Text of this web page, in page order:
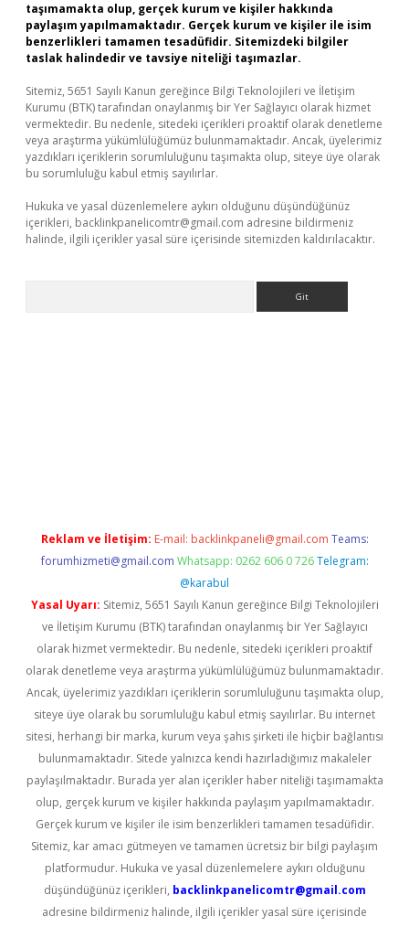
taşımamakta olup, gerçek kurum ve kişiler hakkında
paylaşım yapılmamaktadır. Gerçek kurum ve kişiler ile isim
benzerlikleri tamamen tesadüfidir. Sitemizdeki bilgiler
taslak halindedir ve tavsiye niteliği taşımazlar.
Sitemiz, 5651 Sayılı Kanun gereğince Bilgi Teknolojileri ve İletişim
Kurumu (BTK) tarafından onaylanmış bir Yer Sağlayıcı olarak hizmet
vermektedir. Bu nedenle, sitedeki içerikleri proaktif olarak denetleme
veya araştırma yükümlülüğümüz bulunmamaktadır. Ancak, üyelerimiz
yazdıkları içeriklerin sorumluluğunu taşımakta olup, siteye üye olarak
bu sorumluluğu kabul etmiş sayılırlar.
Hukuka ve yasal düzenlemelere aykırı olduğunu düşündüğünüz
içerikleri, backlinkpanelicomtr@gmail.com adresine bildirmeniz
halinde, ilgili içerikler yasal süre içerisinde sitemizden kaldırılacaktır.
Reklam ve İletişim: E-mail: backlinkpaneli@gmail.com Teams:
forumhizmeti@gmail.com Whatsapp: 0262 606 0 726 Telegram:
@karabul
Yasal Uyarı: Sitemiz, 5651 Sayılı Kanun gereğince Bilgi Teknolojileri
ve İletişim Kurumu (BTK) tarafından onaylanmış bir Yer Sağlayıcı
olarak hizmet vermektedir. Bu nedenle, sitedeki içerikleri proaktif
olarak denetleme veya araştırma yükümlülüğümüz bulunmamaktadır.
Ancak, üyelerimiz yazdıkları içeriklerin sorumluluğunu taşımakta olup,
siteye üye olarak bu sorumluluğu kabul etmiş sayılırlar. Bu internet
sitesi, herhangi bir marka, kurum veya şahıs şirketi ile hiçbir bağlantısı
bulunmamaktadır. Sitede yalnızca kendi hazırladığımız makaleler
paylaşılmaktadır. Burada yer alan içerikler haber niteliği taşımamakta
olup, gerçek kurum ve kişiler hakkında paylaşım yapılmamaktadır.
Gerçek kurum ve kişiler ile isim benzerlikleri tamamen tesadüfidir.
Sitemiz, kar amacı gütmeyen ve tamamen ücretsiz bir bilgi paylaşım
platformudur. Hukuka ve yasal düzenlemelere aykırı olduğunu
düşündüğünüz içerikleri, backlinkpanelicomtr@gmail.com
adresine bildirmeniz halinde, ilgili içerikler yasal süre içerisinde